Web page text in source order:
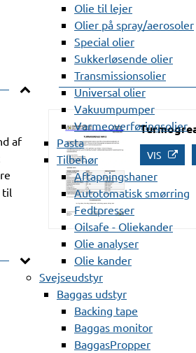
Olie til lejer
Olier på spray/aerosoler
Special olier
Sukkerløsende olier
Transmissionsolier
Universal olier
Vakuumpumper
Varmeoverføringsolier
Pasta
Tilbehør
Aftapningshaner
Autotomatisk smørring
Fedtpresser
Oilsafe - Oliekander
Olie analyser
Olie kander
Svejseudstyr
Baggas udstyr
Backing tape
Baggas monitor
BaggasPropper
af
til
VIS